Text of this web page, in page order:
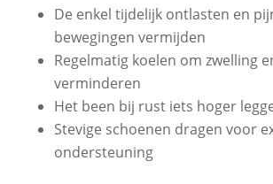
De enkel tijdelijk ontlasten en
bewegingen vermijden
Regelmatig koelen om zwelling
verminderen
Het been bij rust iets hoger
Stevige schoenen dragen voor
ondersteuning